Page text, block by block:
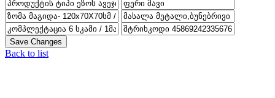
Save Changes
Back to list